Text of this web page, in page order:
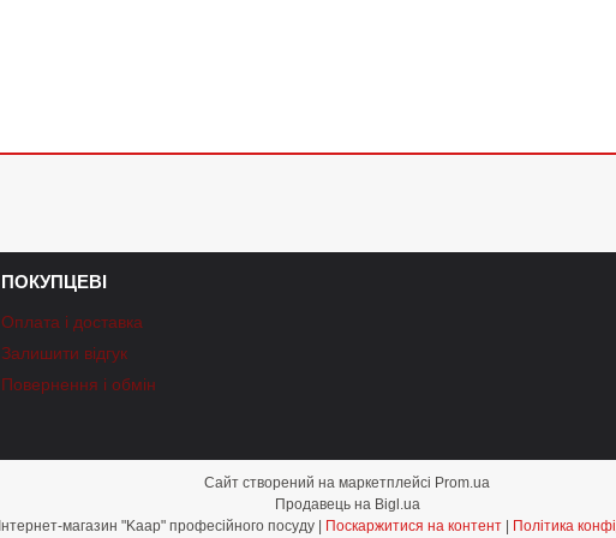
ПОКУПЦЕВІ
Оплата і доставка
Залишити відгук
Повернення і обмін
Сайт створений на маркетплейсі Prom.ua
Продавець на Bigl.ua
Поскаржитися на контент Політика